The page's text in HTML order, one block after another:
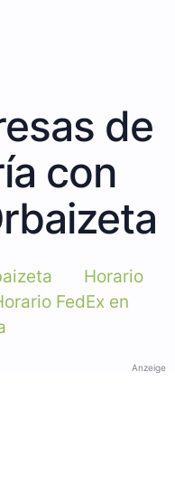
de
con
Horario
FedEx en
Anzeige